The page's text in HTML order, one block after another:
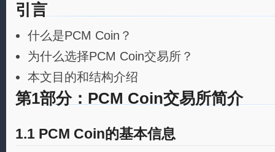
引言
什么是PCM Coin？
为什么选择PCM Coin交易所？
本文目的和结构介绍
第1部分：PCM Coin交易所简介
1.1 PCM Coin的基本信息